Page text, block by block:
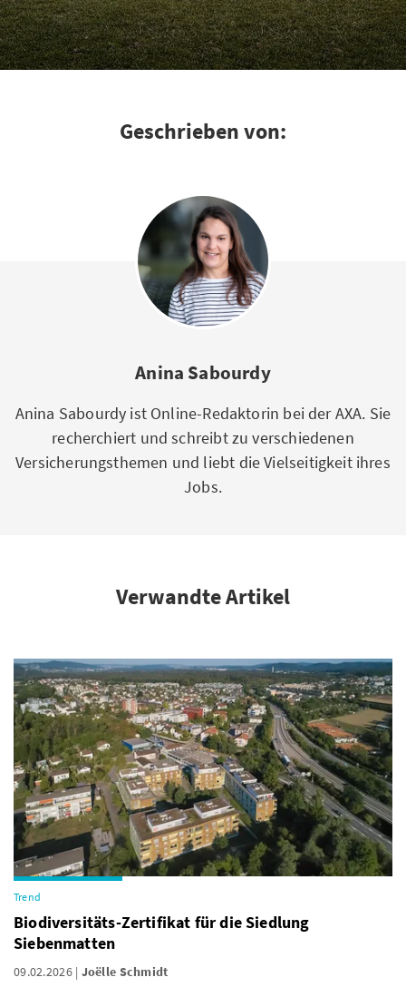
Geschrieben von:
Anina Sabourdy
Anina Sabourdy ist Online-Redaktorin bei der AXA. Sie
recherchiert und schreibt zu verschiedenen
Versicherungsthemen und liebt die Vielseitigkeit ihres
Jobs.
Verwandte Artikel
Trend
Biodiversitäts-Zertifikat für die Siedlung
Siebenmatten
09.02.2026 Joëlle Schmidt